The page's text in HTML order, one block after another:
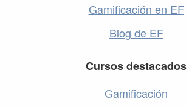
Gamificación en EF
Blog de EF
Cursos destacados
Gamificación